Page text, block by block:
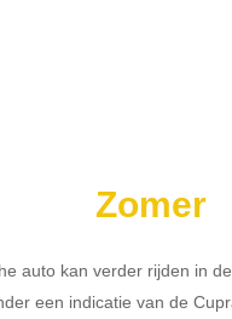
Zomer
auto kan verder rijden in
een indicatie van de